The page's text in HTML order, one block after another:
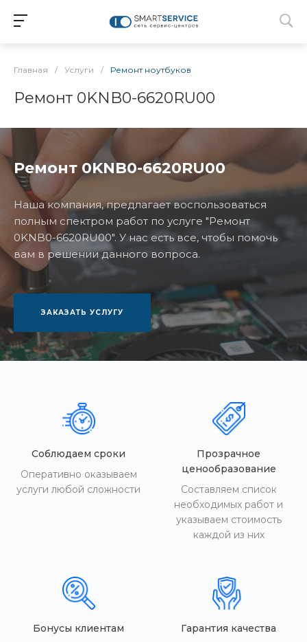
Главная / Услуги / Ремонт ноутбуков
Ремонт 0KNB0-6620RU00
Ремонт 0KNB0-6620RU00
Наша компания, предлагает воспользоваться
полным спектром работ по услуге "Ремонт
0KNB0-6620RU00". У нас есть все, чтобы помочь
вам в решении данного вопроса.
ЗАКАЗАТЬ УСЛУГУ
Соблюдаем сроки
Оперативно оказываем
услуги любой сложности
Прозрачное
ценообразование
Составляем список
необходимых работ и
указываем стоимость
каждой из них
Бонусы клиентам
Гарантия качества